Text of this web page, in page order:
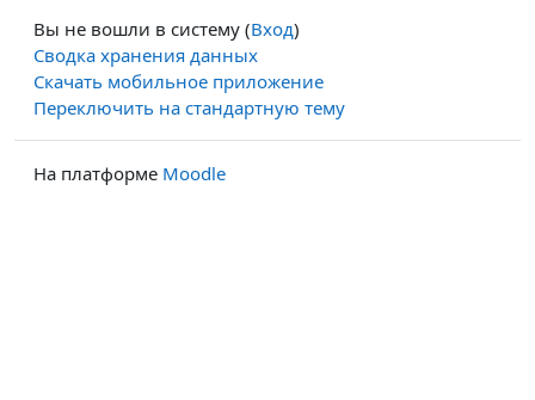
Вы не вошли в систему (Вход)
Сводка хранения данных
Скачать мобильное приложение
Переключить на стандартную тему
На платформе Moodle